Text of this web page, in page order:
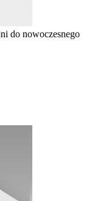
do nowoczesnego